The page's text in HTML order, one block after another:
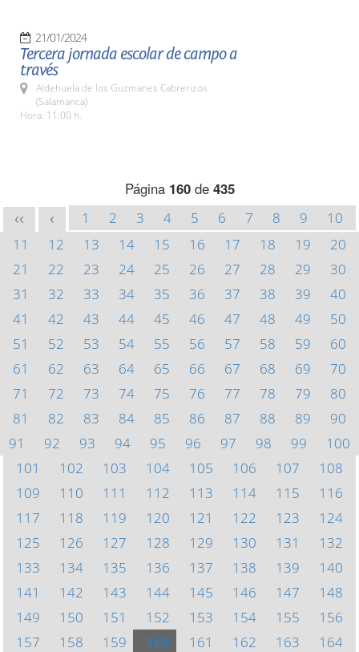
21/01/2024
Tercera jornada escolar de campo a
través
Aldehuela de los Guzmanes Cabrerizos
(Salamanca)
Hora: 11:00 h.
Página 160de 435
<< < 1 2 3 4 5 6 7 8 9
10
11
12 13 14 15 16 17 18 19
20
21
22 23 24 25 26 27 28 29
30
31
32 33 34 35 36 37 38 39
40
41
42 43 44 45 46 47 48 49
50
51
52 53 54 55 56 57 58 59
60
61
62 63 64 65 66 67 68 69
70
71
72 73 74 75 76 77 78 79
80
81
82 83 84 85 86 87 88 89
90
91
92 93 94 95 96 97 98 99
100
101
102 103 104 105 106 107
108
109
110 111 112 113 114 115
116
117
118 119 120 121 122 123
124
125
126 127 128 129 130 131
132
133
134 135 136 137 138 139
140
141
142 143 144 145 146 147
148
149
150 151 152 153 154 155
156
157
158 159 160 161 162 163
164